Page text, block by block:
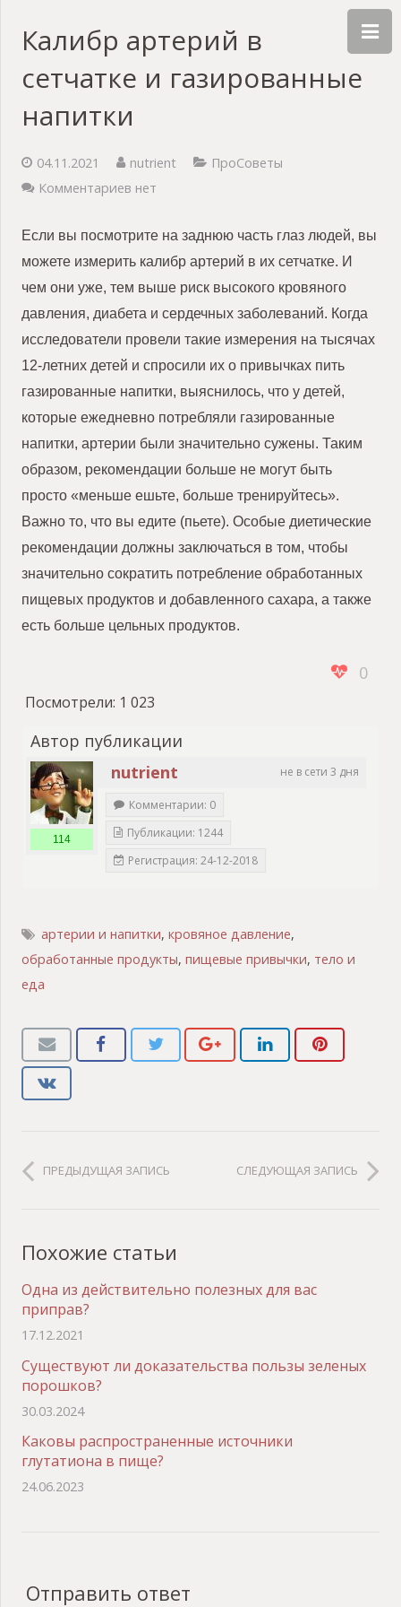
Калибр артерий в
сетчатке и газированные
напитки
04.11.2021 nutrient
ПроСоветы
Комментариев нет
Если вы посмотрите на заднюю часть глаз людей, вы
можете измерить калибр артерий в их сетчатке. И
чем они уже, тем выше риск высокого кровяного
давления, диабета и сердечных заболеваний. Когда
исследователи провели такие измерения на тысячах
12-летних детей и спросили их о привычках пить
газированные напитки, выяснилось, что у детей,
которые ежедневно потребляли газированные
напитки, артерии были значительно сужены. Таким
образом, рекомендации больше не могут быть
просто «меньше ешьте, больше тренируйтесь».
Важно то, что вы едите (пьете). Особые диетические
рекомендации должны заключаться в том, чтобы
значительно сократить потребление обработанных
пищевых продуктов и добавленного сахара, а также
есть больше цельных продуктов.
0
Посмотрели: 1 023
Автор публикации
не в сети 3 дня
nutrient
114
Комментарии: 0
Публикации: 1244
Регистрация: 24-12-2018
артерии и напитки,кровяное давление,
обработанные продукты, пищевые привычки, тело и
еда
ПРЕДЫДУЩАЯ ЗАПИСЬ СЛЕДУЮЩАЯ ЗАПИСЬ
Похожие статьи
Одна из действительно полезных для вас
приправ?
17.12.2021
Существуют ли доказательства пользы зеленых
порошков?
30.03.2024
Каковы распространенные источники
глутатиона в пище?
24.06.2023
Отправить ответ